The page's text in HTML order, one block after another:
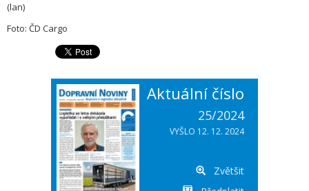
(lan)
Foto: ČD Cargo
Aktuální číslo
25/2024
VYŠLO 12. 12. 2024
Zvětšit